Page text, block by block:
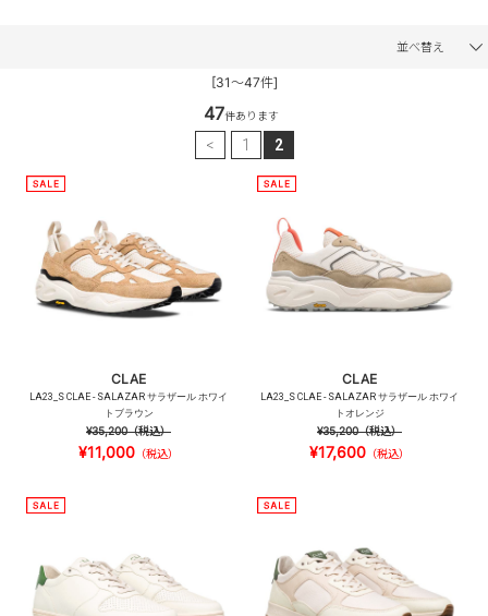
並べ替え
[31～47件]
47件あります
< 1 2
CLAE
LA23_S CLAE - SALAZAR サラザール ホワイ
トブラウン
¥35,200（税込）
¥11,000 （税込）
CLAE
LA23_S CLAE - SALAZAR サラザール ホワイ
トオレンジ
¥35,200（税込）
¥17,600 （税込）